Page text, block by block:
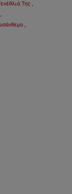
Της ,
,
,